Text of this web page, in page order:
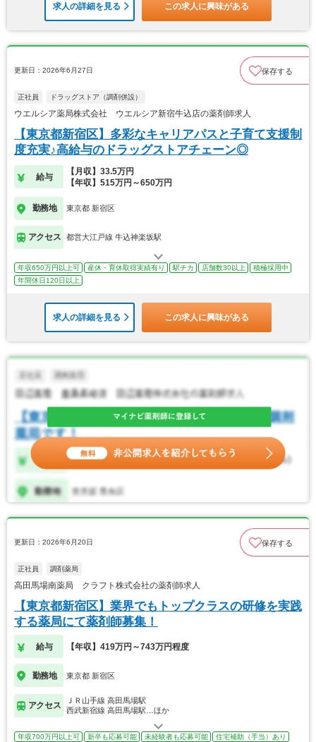
求人の詳細を見る この求人に興味がある
更新日：2026年6月27日 保存する
正社員 ドラッグストア（調剤併設）
ウエルシア薬局株式会社 ウエルシア新宿牛込店の薬剤師求人
【東京都新宿区】多彩なキャリアパスと子育て支援制
度充実♪高給与のドラッグストアチェーン◎
給与
【月収】33.5万円
【年収】515万円～650万円
勤務地 東京都 新宿区
アクセス 都営大江戸線 牛込神楽坂駅
年収650万円以上可 産休・育休取得実績有り 駅チカ 店舗数30以上
積極採用中
年間休日120日以上
求人の詳細を見る この求人に興味がある
更新日：2026年6月20日 保存する
正社員 調剤薬局
高田馬場南薬局 クラフト株式会社の薬剤師求人
【東京都新宿区】業界でもトップクラスの研修を実践
する薬局にて薬剤師募集！
給与 【年収】419万円～743万円程度
勤務地 東京都 新宿区
アクセス
ＪＲ山手線 高田馬場駅
西武新宿線 高田馬場駅…ほか
年収700万円以上可 新卒も応募可能 未経験者も応募可能
住宅補助（手当）あり